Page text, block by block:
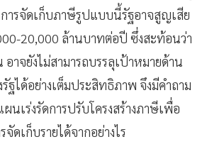
การจัดเก็บภาษีรูปแบบนี้รัฐอาจสูญเสีย
20,000 ล้านบาทต่อปี ซึ่งสะท้อนว่า
าจยังไม่สามารถบรรลุเป้าหมายด้าน
รัฐได้อย่างเต็มประสิทธิภาพ จึงมีคำถาม
นเร่งรัดการปรับโครงสร้างภาษีเพื่อ
ดเก็บรายได้จากอย่างไร